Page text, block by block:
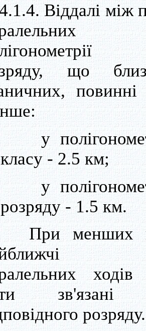
Віддалі між
що
у
класу - 2.5 км;
у
розряду - 1.5 км.
менших
ходів
зв'язані
розряду.